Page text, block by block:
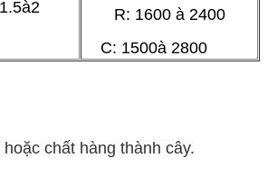
R: 1600 à 2400
C: 1500à 2800
chất hàng thành cây.